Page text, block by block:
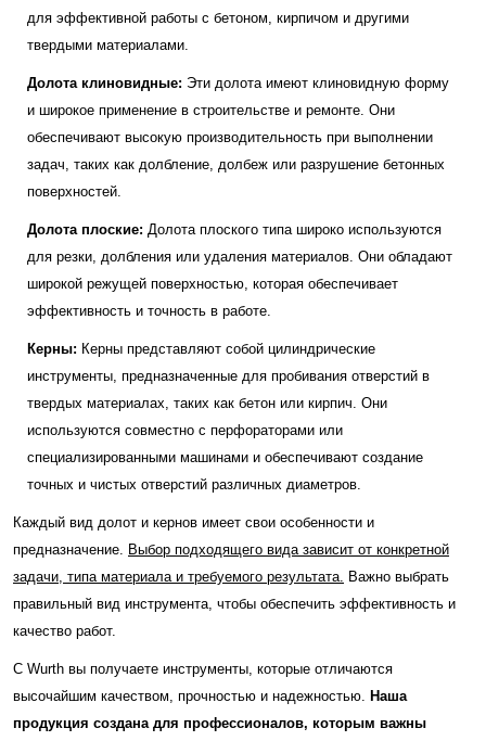
для эффективной работы с бетоном, кирпичом и другими
твердыми материалами.
Долота клиновидные: Эти долота имеют клиновидную форму
и широкое применение в строительстве и ремонте. Они
обеспечивают высокую производительность при выполнении
задач, таких как долбление, долбеж или разрушение бетонных
поверхностей.
Долота плоские: Долота плоского типа широко используются
для резки, долбления или удаления материалов. Они обладают
широкой режущей поверхностью, которая обеспечивает
эффективность и точность в работе.
Керны: Керны представляют собой цилиндрические
инструменты, предназначенные для пробивания отверстий в
твердых материалах, таких как бетон или кирпич. Они
используются совместно с перфораторами или
специализированными машинами и обеспечивают создание
точных и чистых отверстий различных диаметров.
Каждый вид долот и кернов имеет свои особенности и
предназначение. Выбор подходящего вида зависит от конкретной
задачи, типа материала и требуемого результата. Важно выбрать
правильный вид инструмента, чтобы обеспечить эффективность и
качество работ.
С Wurth вы получаете инструменты, которые отличаются
высочайшим качеством, прочностью и надежностью. Наша
продукция создана для профессионалов, которым важны